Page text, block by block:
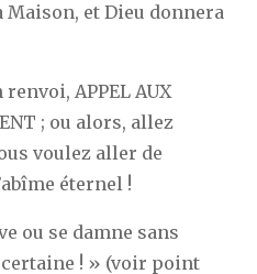
et Dieu donnera
APPEL AUX
; ou alors, allez
voulez aller de
éternel !
ou se damne sans
! » (voir point